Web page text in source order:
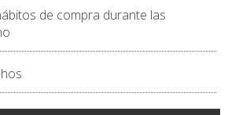
de compra durante las